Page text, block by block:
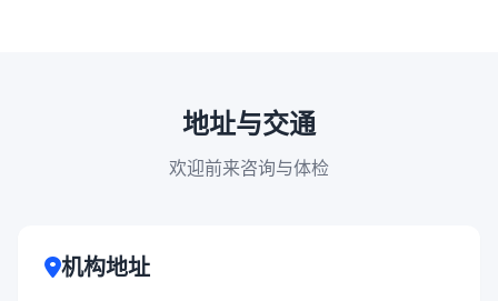
地址与交通
欢迎前来咨询与体检
机构地址